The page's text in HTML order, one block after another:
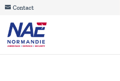
Contact